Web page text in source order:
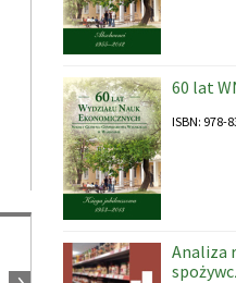
60 lat
ISBN: 978-
Analiza